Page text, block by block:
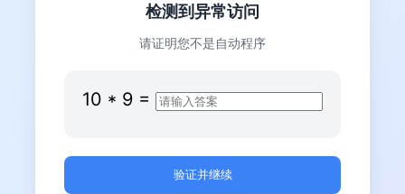
检测到异常访问
请证明您不是自动程序
10 * 9 =